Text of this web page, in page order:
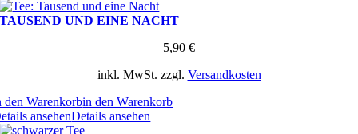
TAUSEND UND EINE NACHT
5,90 €
inkl. MwSt. zzgl. Versandkosten
den Warenkorbin den Warenkorb
ansehenDetails ansehen